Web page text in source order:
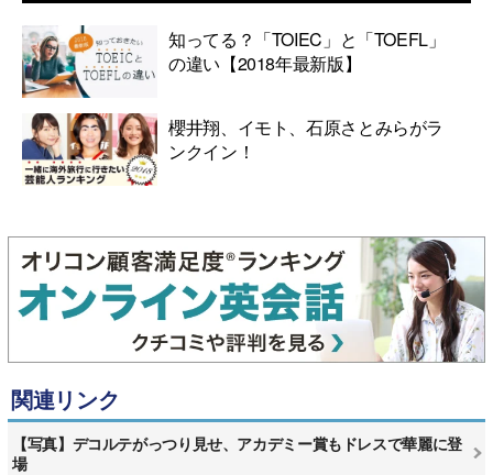
知ってる？「TOIEC」と「TOEFL」
の違い【2018年最新版】
櫻井翔、イモト、石原さとみらがラ
ンクイン！
関連リンク
【写真】デコルテがっつり見せ、アカデミー賞もドレスで華麗に登
場